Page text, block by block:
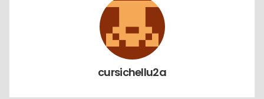
cursichellu2a